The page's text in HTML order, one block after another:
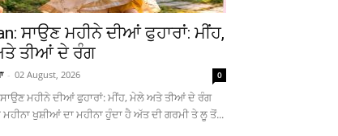
ਸਾਉਣ ਮਹੀਨੇ ਦੀਆਂ ਫੁਹਾਰਾਂ: ਮੀਂਹ,
ਤੀਆਂ ਦੇ ਰੰਗ
- 02 August, 2026 0
ਮਹੀਨੇ ਦੀਆਂ ਫੁਹਾਰਾਂ: ਮੀਂਹ, ਮੇਲੇ ਅਤੇ ਤੀਆਂ ਦੇ ਰੰਗ
ਮਹੀਨਾ ਖੁਸ਼ੀਆਂ ਦਾ ਮਹੀਨਾ ਹੁੰਦਾ ਹੈ ਅੱਤ ਦੀ ਗਰਮੀ ਤੇ ਲੂ ਤੋਂ...